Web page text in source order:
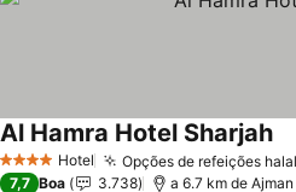
4 EstrelasHotel Opções de refeições halal
Al Hamra Hotel Sharjah
7,7 Boa 3.738 a 6.7 km de